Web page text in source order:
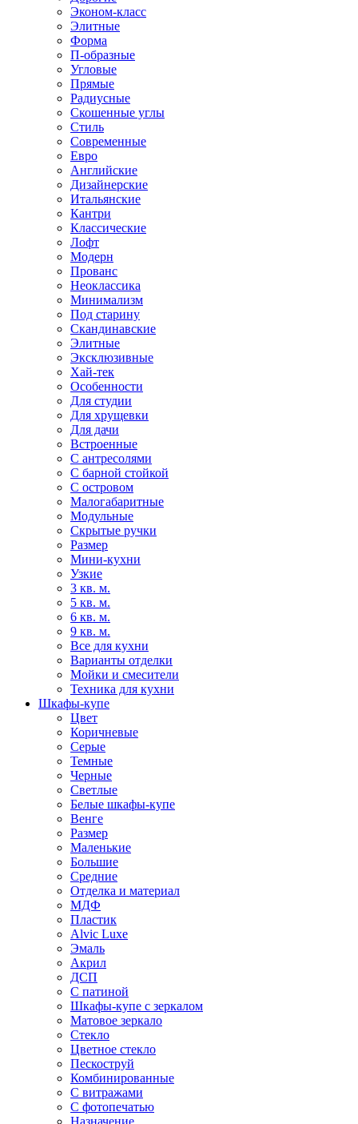
Эконом-класс
Элитные
Форма
П-образные
Угловые
Прямые
Радиусные
Скошенные углы
Стиль
Современные
Евро
Английские
Дизайнерские
Итальянские
Кантри
Классические
Лофт
Модерн
Прованс
Неоклассика
Минимализм
Под старину
Скандинавские
Элитные
Эксклюзивные
Хай-тек
Особенности
Для студии
Для хрущевки
Для дачи
Встроенные
С антресолями
С барной стойкой
С островом
Малогабаритные
Модульные
Скрытые ручки
Размер
Мини-кухни
Узкие
3 кв. м.
5 кв. м.
6 кв. м.
9 кв. м.
Все для кухни
Варианты отделки
Мойки и смесители
Техника для кухни
Шкафы-купе
Цвет
Коричневые
Серые
Темные
Черные
Светлые
Белые шкафы-купе
Венге
Размер
Маленькие
Большие
Средние
Отделка и материал
МДФ
Пластик
Alvic Luxe
Эмаль
Акрил
ДСП
С патиной
Шкафы-купе с зеркалом
Матовое зеркало
Стекло
Цветное стекло
Пескоструй
Комбинированные
С витражами
С фотопечатью
Назначение